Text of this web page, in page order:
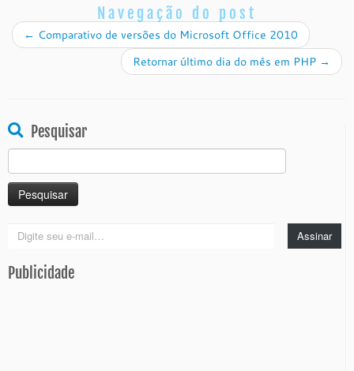
Navegação do post
← Comparativo de versões do Microsoft Office 2010
Retornar último dia do mês em PHP →
Pesquisar
por:
Digite
e-
mail…
Assinar
Publicidade